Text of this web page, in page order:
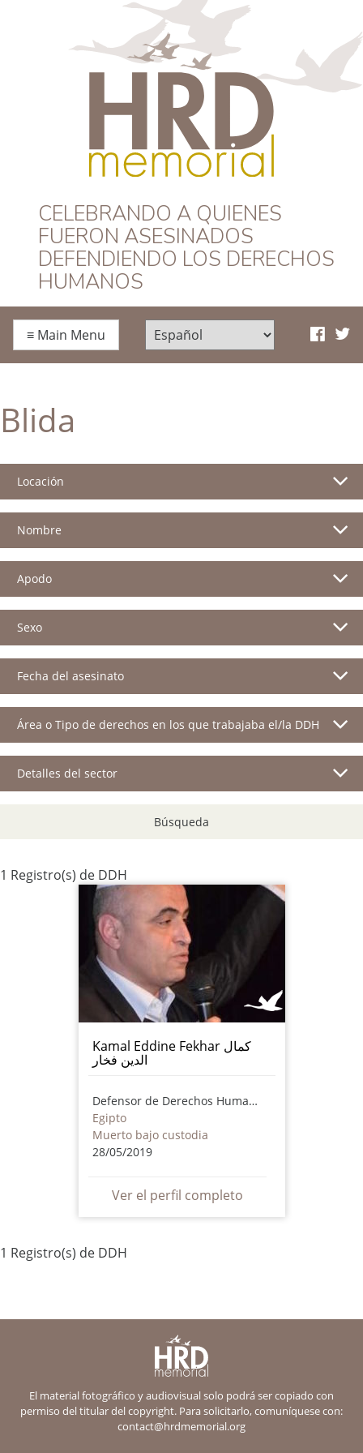
HRD Memorial –
Español
CELEBRANDO A QUIENES
FUERON ASESINADOS
DEFENDIENDO LOS DERECHOS
HUMANOS
≡ Main Menu
Blida
Locación
Nombre
Apodo
Sexo
Fecha del asesinato
Área o Tipo de derechos en los que trabajaba el/la DDH
Detalles del sector
Búsqueda
1 Registro(s) de DDH
Kamal Eddine Fekhar كمال
الدين فخار
Defensor de Derechos Humanos
Egipto
Muerto bajo custodia
28/05/2019
Ver el perfil completo
1 Registro(s) de DDH
El material fotográfico y audiovisual solo podrá ser copiado con
permiso del titular del copyright. Para solicitarlo, comuníquese con:
contact@hrdmemorial.org